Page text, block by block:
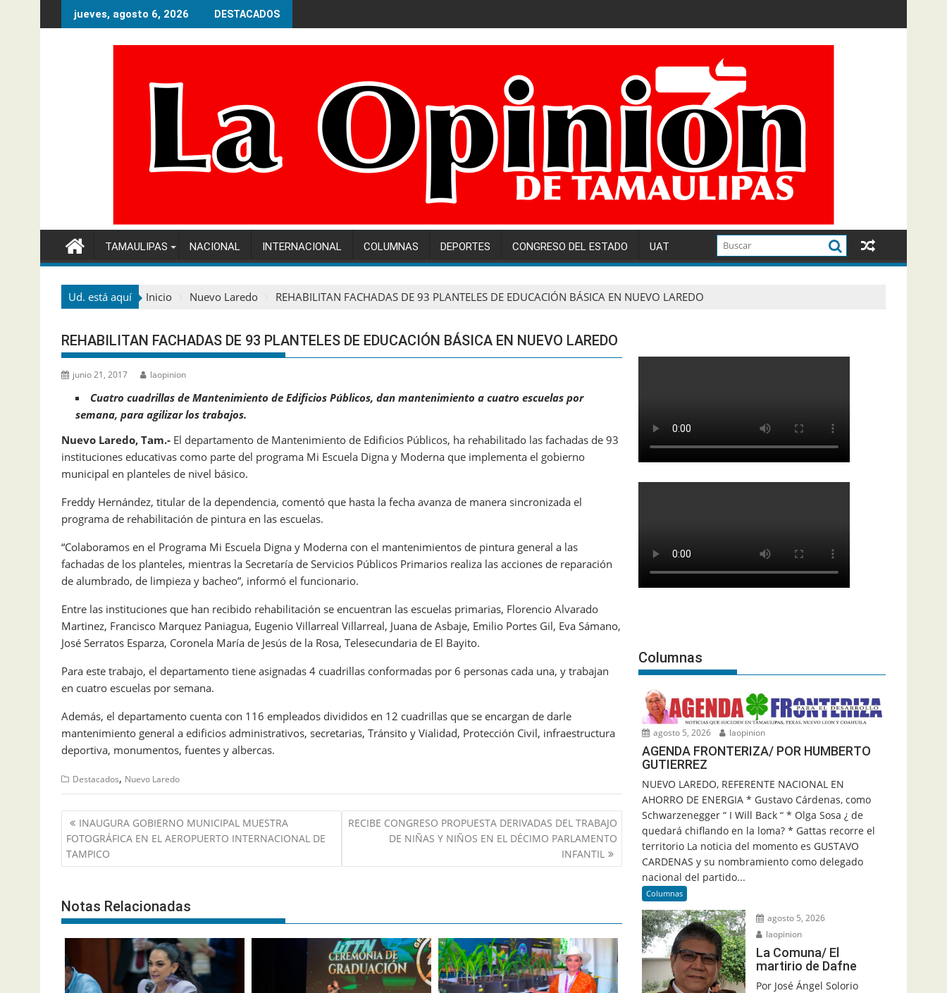
al
jueves, agosto 6, 2026 DESTACADOS
TAMAULIPAS NACIONAL INTERNACIONAL COLUMNAS DEPORTES CONGRESO DEL ESTADO UAT
Ud. está aquí Inicio Nuevo Laredo REHABILITAN FACHADAS DE 93 PLANTELES DE EDUCACIÓN BÁSICA EN NUEVO LAREDO
REHABILITAN FACHADAS DE 93 PLANTELES DE EDUCACIÓN BÁSICA EN NUEVO LAREDO
junio 21, 2017 laopinion
Cuatro cuadrillas de Mantenimiento de Edificios Públicos, dan mantenimiento a cuatro escuelas por
semana, para agilizar los trabajos.
Nuevo Laredo, Tam.- El departamento de Mantenimiento de Edificios Públicos, ha rehabilitado las fachadas de 93
instituciones educativas como parte del programa Mi Escuela Digna y Moderna que implementa el gobierno
municipal en planteles de nivel básico.
Freddy Hernández, titular de la dependencia, comentó que hasta la fecha avanza de manera sincronizada el
programa de rehabilitación de pintura en las escuelas.
“Colaboramos en el Programa Mi Escuela Digna y Moderna con el mantenimientos de pintura general a las
fachadas de los planteles, mientras la Secretaría de Servicios Públicos Primarios realiza las acciones de reparación
de alumbrado, de limpieza y bacheo”, informó el funcionario.
Entre las instituciones que han recibido rehabilitación se encuentran las escuelas primarias, Florencio Alvarado
Martinez, Francisco Marquez Paniagua, Eugenio Villarreal Villarreal, Juana de Asbaje, Emilio Portes Gil, Eva Sámano,
José Serratos Esparza, Coronela María de Jesús de la Rosa, Telesecundaria de El Bayito.
Para este trabajo, el departamento tiene asignadas 4 cuadrillas conformadas por 6 personas cada una, y trabajan
en cuatro escuelas por semana.
Además, el departamento cuenta con 116 empleados divididos en 12 cuadrillas que se encargan de darle
mantenimiento general a edificios administrativos, secretarias, Tránsito y Vialidad, Protección Civil, infraestructura
deportiva, monumentos, fuentes y albercas.
Destacados, Nuevo Laredo
Navegación
de
entradas
INAUGURA GOBIERNO MUNICIPAL MUESTRA
FOTOGRÁFICA EN EL AEROPUERTO INTERNACIONAL DE
TAMPICO
RECIBE CONGRESO PROPUESTA DERIVADAS DEL TRABAJO
DE NIÑAS Y NIÑOS EN EL DÉCIMO PARLAMENTO
INFANTIL
Notas Relacionadas
Columnas
agosto 5, 2026 laopinion
AGENDA FRONTERIZA/ POR HUMBERTO
GUTIERREZ
NUEVO LAREDO, REFERENTE NACIONAL EN
AHORRO DE ENERGIA * Gustavo Cárdenas, como
Schwarzenegger “ I Will Back “ * Olga Sosa ¿ de
quedará chiflando en la loma? * Gattas recorre el
territorio La noticia del momento es GUSTAVO
CARDENAS y su nombramiento como delegado
nacional del partido...
Columnas
agosto 5, 2026
laopinion
La Comuna/ El
martirio de Dafne
Por José Ángel Solorio